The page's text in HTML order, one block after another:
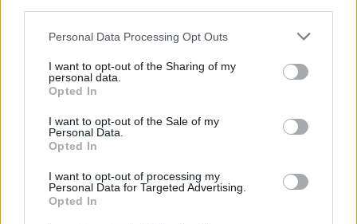
Personal Data Processing Opt Outs
I want to opt-out of the Sharing of my
personal data.
Opted In
I want to opt-out of the Sale of my
Personal Data.
Opted In
I want to opt-out of processing my
Personal Data for Targeted Advertising.
Opted In
Didžiulis buto privalumas ir išskirtinumas yra
balkonas, į kurį galima patekti iš svetainės
arba virtuvės. Balkonas įrengtas taip, kad
remiasi į Žaliakalnio šlaitą. Niekas kitas, be
buto šeimininkų, jo nemato, todėl balkonas
yra tarsi atskiras nuosavas kiemelis po atviru